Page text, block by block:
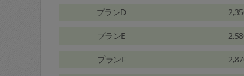
プランD
プランE
プランF